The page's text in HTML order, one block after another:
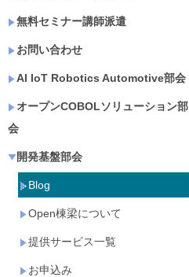
無料セミナー講師派遣
お問い合わせ
AI IoT Robotics Automotive部会
オープンCOBOLソリューション部
会
開発基盤部会
Blog
Open棟梁について
提供サービス一覧
お申込み